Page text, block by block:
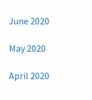
June 2020
May 2020
April 2020